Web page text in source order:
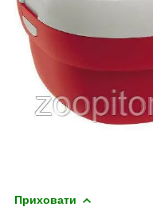
Приховати